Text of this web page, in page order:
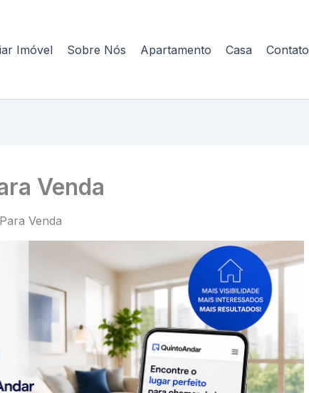
Imóvel Sobre Nós Apartamento Casa Contato
Venda
Venda